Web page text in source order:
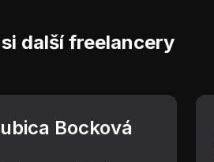
další freelancery
Bocková